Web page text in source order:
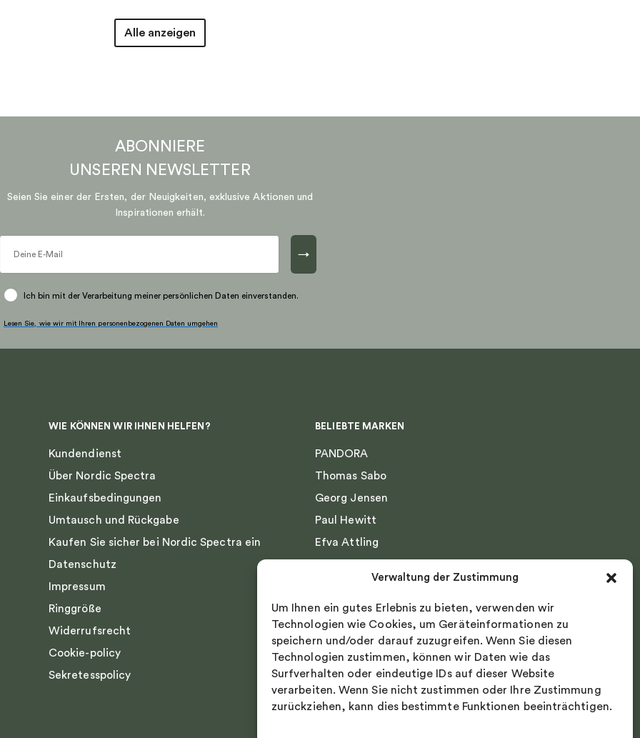
Verwaltung der Zustimmung
Um Ihnen ein gutes Erlebnis zu bieten, verwenden wir
Technologien wie Cookies, um Geräteinformationen zu
speichern und/oder darauf zuzugreifen. Wenn Sie diesen
Technologien zustimmen, können wir Daten wie das
Surfverhalten oder eindeutige IDs auf dieser Website
verarbeiten. Wenn Sie nicht zustimmen oder Ihre Zustimmung
zurückziehen, kann dies bestimmte Funktionen beeinträchtigen.
Alle anzeigen
ABONNIERE
UNSEREN NEWSLETTER
Seien Sie einer der Ersten, der Neuigkeiten, exklusive Aktionen und
Inspirationen erhält.
→
Ich bin mit der Verarbeitung meiner persönlichen Daten einverstanden.
Lesen Sie, wie wir mit Ihren personenbezogenen Daten umgehen
WIE KÖNNEN WIR IHNEN HELFEN?
Kundendienst
Über Nordic Spectra
Einkaufsbedingungen
Umtausch und Rückgabe
Kaufen Sie sicher bei Nordic Spectra ein
Datenschutz
Impressum
Ringgröße
Widerrufsrecht
Cookie-policy
Sekretesspolicy
BELIEBTE MARKEN
PANDORA
Thomas Sabo
Georg Jensen
Paul Hewitt
Efva Attling
Nordic Spectra